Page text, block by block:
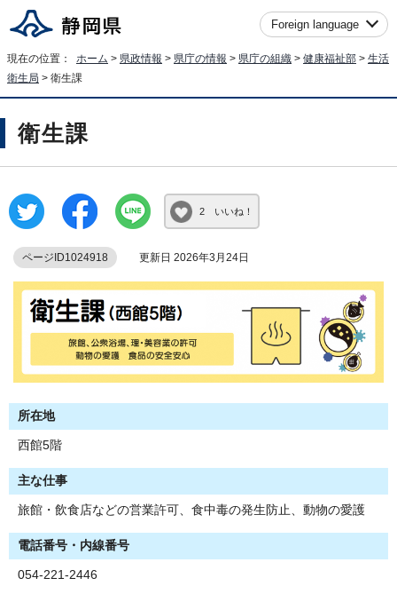
Foreign language
現在の位置： ホーム > 県政情報 > 県庁の情報 > 県庁の組織 > 健康福祉部 > 生活
衛生局 > 衛生課
衛生課
2 いいね！
ページID1024918 更新日 2026年3月24日
所在地
西館5階
主な仕事
旅館・飲食店などの営業許可、食中毒の発生防止、動物の愛護
電話番号・内線番号
054-221-2446